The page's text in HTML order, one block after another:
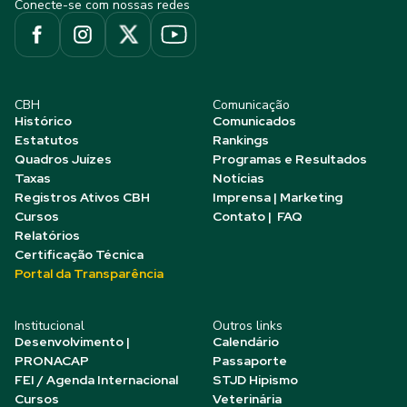
Conecte-se com nossas redes
CBH
Histórico
Estatutos
Quadros Juízes
Taxas
Registros Ativos CBH
Cursos
Relatórios
Certificação Técnica
Portal da Transparência
Comunicação
Comunicados
Rankings
Programas e Resultados
Notícias
Imprensa | Marketing
Contato | FAQ
Institucional
Desenvolvimento |
PRONACAP
FEI / Agenda Internacional
Cursos
Outros links
Calendário
Passaporte
STJD Hipismo
Veterinária